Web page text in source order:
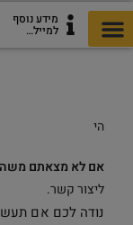
מידע נוסף
למייל…
הי
אם לא מצאתם
ליצור קשר.
נודה לכם אם